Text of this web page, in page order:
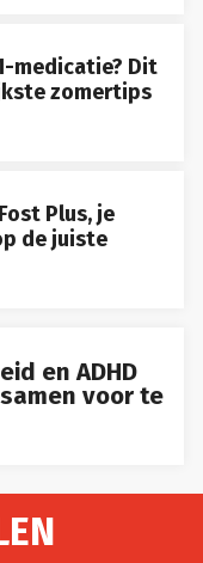
medicatie? Dit
zomertips
Plus, je
de juiste
en ADHD
voor te